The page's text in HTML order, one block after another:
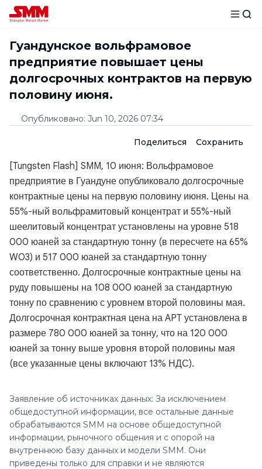
Гуандунское вольфрамовое
предприятие повышает цены
долгосрочных контрактов на первую
половину июня.
Опубликовано: Jun 10, 2026 07:34
Поделиться Сохранить
[Tungsten Flash] SMM, 10 июня: Вольфрамовое
предприятие в Гуандуне опубликовало долгосрочные
контрактные цены на первую половину июня. Цены на
55%-ный вольфрамитовый концентрат и 55%-ный
шеелитовый концентрат установлены на уровне 518
000 юаней за стандартную тонну (в пересчете на 65%
WO3) и 517 000 юаней за стандартную тонну
соответственно. Долгосрочные контрактные цены на
руду повышены на 108 000 юаней за стандартную
тонну по сравнению с уровнем второй половины мая.
Долгосрочная контрактная цена на APT установлена в
размере 780 000 юаней за тонну, что на 120 000
юаней за тонну выше уровня второй половины мая
(все указанные цены включают 13% НДС).
Заявление об источниках данных: За исключением
общедоступной информации, все остальные данные
обрабатываются SMM на основе общедоступной
информации, рыночного общения и с опорой на
внутреннюю базу данных и модели SMM. Они
приведены только для справки и не являются